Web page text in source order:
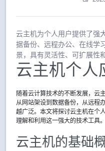
云主机为个人用户提供了强
据备份、远程办公、在线学
景，具有灵活性、可扩展性
云主机个人
随着云计算技术的不断发展，云
从网站架设到数据备份，从远程
越广泛。本文将探讨云主机在个
理解和利用这一强大的技术工具。
云主机的基础